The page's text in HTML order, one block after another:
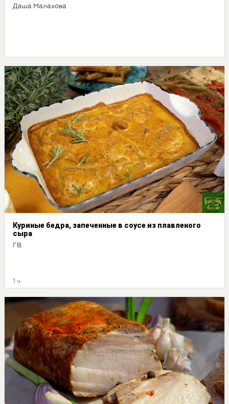
Даша Малахова
Куриные бедра, запеченные в соусе из плавленого
сыра
ГВ
1 ч